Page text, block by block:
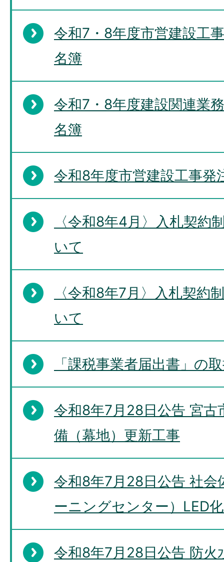
令和7・8年度市営建設工
名簿
令和7・8年度建設関連業
名簿
令和8年度市営建設工事発
〈令和8年4月〉入札契約
いて
〈令和8年7月〉入札契約
いて
「課税事業者届出書」の
令和8年7月28日公告 宮古
備（幕地）更新工事
令和8年7月28日公告 社会
ーニングセンター）LED
令和8年7月28日公告 防火